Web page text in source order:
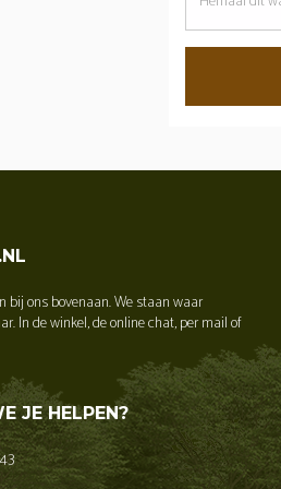
bij ons bovenaan. We staan waar
In de winkel, de online chat, per mail of
JE HELPEN?